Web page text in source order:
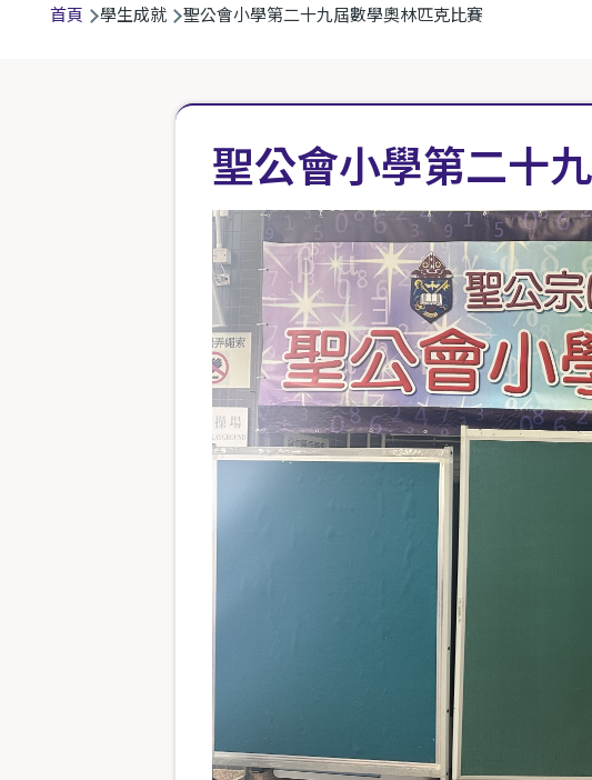
航
首頁 學生成就 聖公會小學第二十九屆數學奧林匹克比賽
聖公會小學第二十